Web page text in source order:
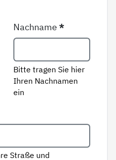
Nachname*
Bitte tragen Sie hier
Ihren Nachnamen
ein
Straße und